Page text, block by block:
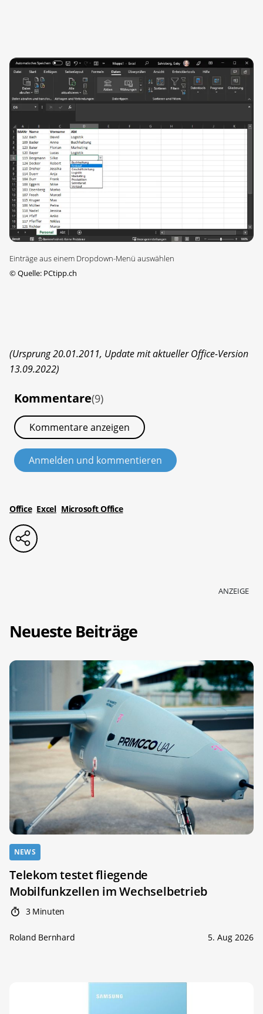
Einträge aus einem Dropdown-Menü auswählen
©Quelle: PCtipp.ch
(Ursprung 20.01.2011, Update mit aktueller Office-Version
13.09.2022)
Kommentare(9)
Kommentare anzeigen
Anmelden und kommentieren
Office Excel Microsoft Office
ANZEIGE
Neueste Beiträge
NEWS
Telekom testet fliegende
Mobilfunkzellen im Wechselbetrieb
3 Minuten
Roland Bernhard 5. Aug 2026